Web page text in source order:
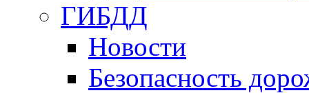
ГИБДД
Новости
Безопасность